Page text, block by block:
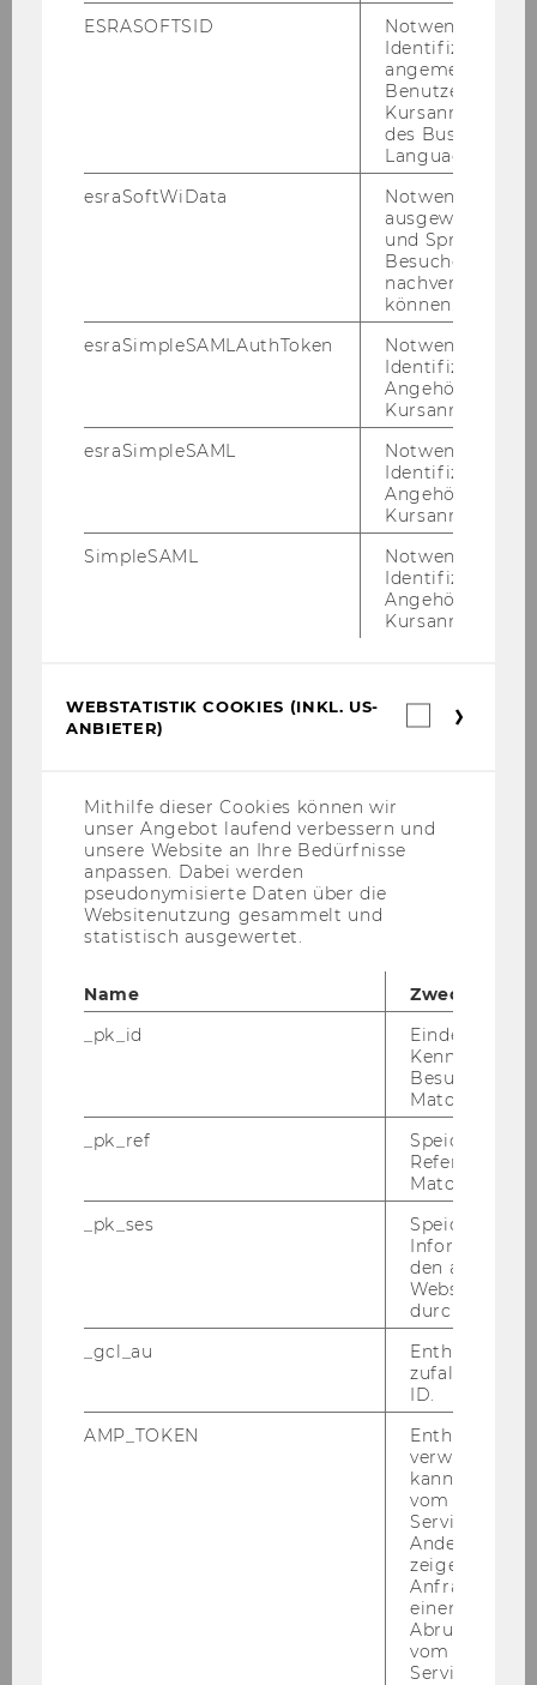
ESRASOFTSID
Notwendig zur
Identifizierung
angemeldeten
Benutzers im
des Business
Language
esraSoftWiData
Notwendig um
ausgewählte
und
Besuchers
nachverfolgen
können.
esraSimpleSAMLAuthToken
Notwendig zur
Identifizierung
Angehörige/r für
Kursanmeldung.
esraSimpleSAML
Notwendig zur
Identifizierung
Angehörige/r für
Kursanmeldung.
SimpleSAML
Notwendig zur
Identifizierung
Angehörige/r für
Kursanmeldung.
WEBSTATISTIK COOKIES (INKL. US-
ANBIETER)
Mithilfe dieser Cookies können wir
unser Angebot laufend verbessern und
unsere Website an Ihre Bedürfnisse
anpassen. Dabei werden
pseudonymisierte Daten über die
Websitenutzung gesammelt und
statistisch ausgewertet.
Name
Zweck
_pk_id
Eindeutige
Besuchers
Matomo.
_pk_ref
Speicherung
Referrers
Matomo.
_pk_ses
Speicherung
den aktuellen
durch
_gcl_au
Enthält eine
ID.
AMP_TOKEN
Enthält ein
verwendet
kann, um
vom AMP-
Service
Andere
zeigen Opt-
Anfrage im
einen Fehler
Abrufen
vom AMP
Service an.